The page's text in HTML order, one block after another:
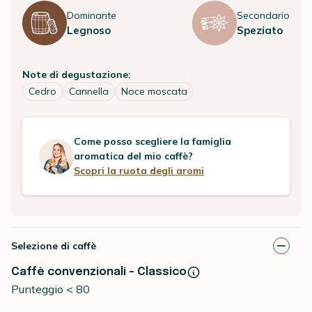
Dominante
Legnoso
Secondario
Speziato
Note di degustazione:
Cedro
Cannella Noce moscata
Come posso scegliere la famiglia
aromatica del mio caffè?
Scopri la ruota degli aromi
Selezione di caffè
Caffè convenzionali - Classico
Punteggio < 80